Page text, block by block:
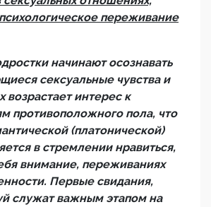
переживание
начинают осознавать
сексуальные чувства и
возрастает интерес к
противоположного пола, что
(платонической)
в стремлении нравиться,
внимание, переживаниях
Первые свидания,
служат важным этапом на